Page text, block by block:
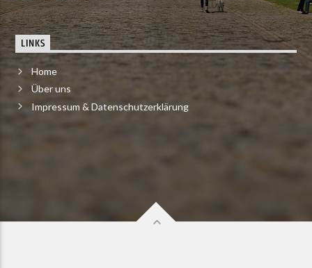
LINKS
Home
Über uns
Impressum & Datenschutzerklärung